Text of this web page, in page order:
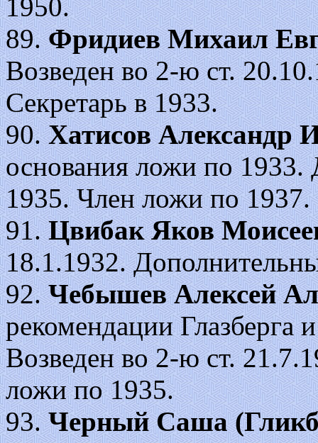
1950.
89.Фридиев Михаил
Возведен во 2-ю ст.
Секретарь в 1933.
90.Хатисов Александр
основания ложи по 1933.
1935. Член ложи по 1937.
91.Цвибак Яков
18.1.1932.
92.Чебышев Алексей
рекомендации Глазберга
Возведен во 2-ю ст.
ложи по 1935.
93.Черный Саша